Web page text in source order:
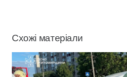
Схожі матеріали